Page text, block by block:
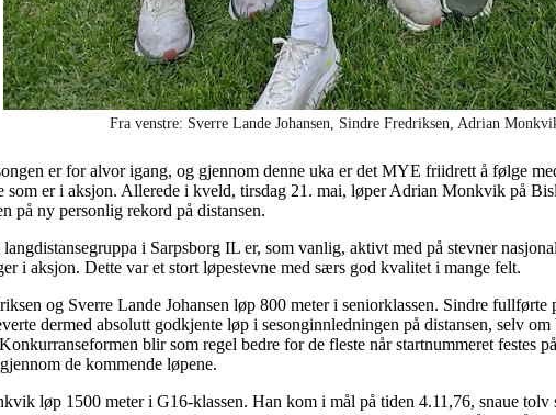
Fra venstre: Sverre Lande Johansen, Sindre Fredriksen, Adrian
er for alvor igang, og gjennom denne uka er det MYE friidrett å følge
som er i aksjon. Allerede i kveld, tirsdag 21. mai, løper Adrian Monkvik på
på ny personlig rekord på distansen.
i Sarpsborg IL er, som vanlig, aktivt med på stevner
i aksjon. Dette var et stort løpestevne med særs god kvalitet i mange felt.
og Sverre Lande Johansen løp 800 meter i seniorklassen. Sindre
dermed absolutt godkjente løp i sesonginnledningen på distansen, selv
blir som regel bedre for de fleste når startnummeret festes
de kommende løpene.
løp 1500 meter i G16-klassen. Han kom i mål på tiden 4.11,76, snaue tolv